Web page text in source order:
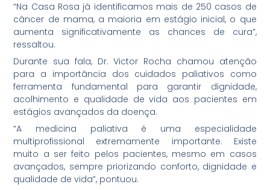
“Na Casa Rosa já identificamos mais de 250 casos de
câncer de mama, a maioria em estágio inicial, o que
aumenta significativamente as chances de cura”,
ressaltou.
Durante sua fala, Dr. Victor Rocha chamou atenção
para a importância dos cuidados paliativos como
ferramenta fundamental para garantir dignidade,
acolhimento e qualidade de vida aos pacientes em
estágios avançados da doença.
“A medicina paliativa é uma especialidade
multiprofissional extremamente importante. Existe
muito a ser feito pelos pacientes, mesmo em casos
avançados, sempre priorizando conforto, dignidade e
qualidade de vida”, pontuou.